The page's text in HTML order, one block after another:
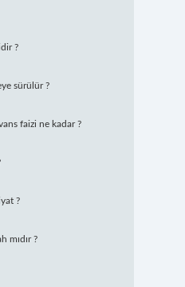
?
sürülür ?
faizi ne kadar ?
?
mıdır ?